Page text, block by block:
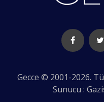
Gecce © 2001-2026.
Sunucu :